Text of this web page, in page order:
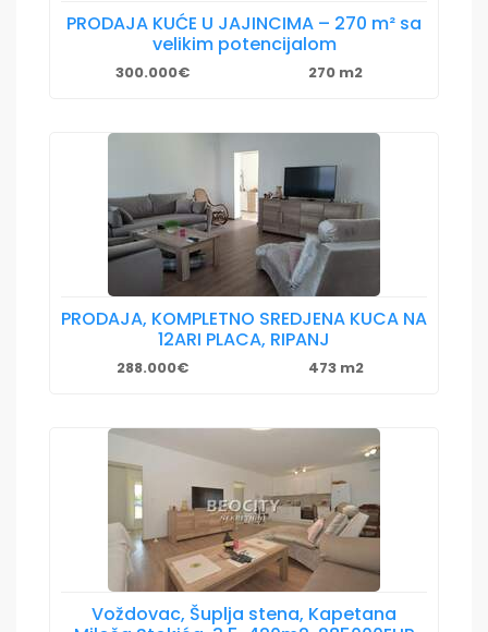
PRODAJA KUĆE U JAJINCIMA – 270 m² sa
velikim potencijalom
300.000€ 270 m2
PRODAJA, KOMPLETNO SREDJENA KUCA NA
12ARI PLACA, RIPANJ
288.000€ 473 m2
Voždovac, Šuplja stena, Kapetana